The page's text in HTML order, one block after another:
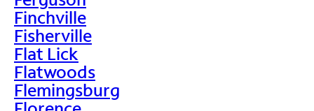
Finchville
Fisherville
Flat Lick
Flatwoods
Flemingsburg